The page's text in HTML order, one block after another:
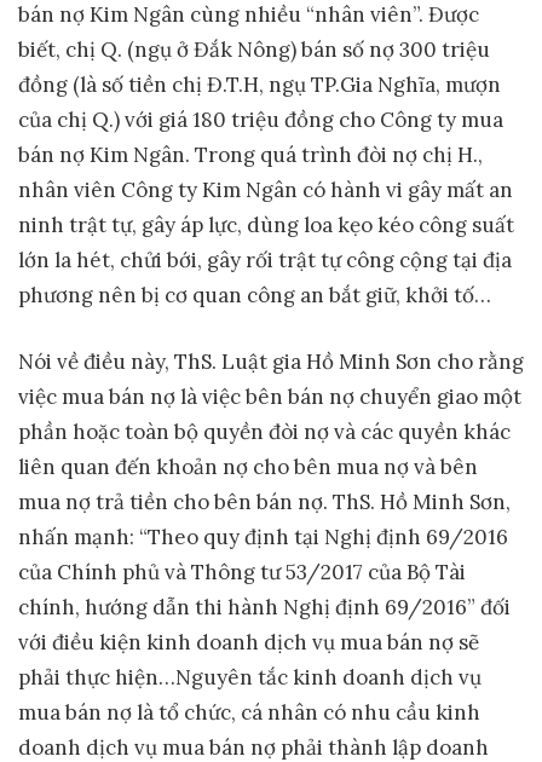
bán nợ Kim Ngân cùng nhiều “nhân viên”. Được
biết, chị Q. (ngụ ở Đắk Nông) bán số nợ 300 triệu
đồng (là số tiền chị Đ.T.H, ngụ TP.Gia Nghĩa, mượn
của chị Q.) với giá 180 triệu đồng cho Công ty mua
bán nợ Kim Ngân. Trong quá trình đòi nợ chị H.,
nhân viên Công ty Kim Ngân có hành vi gây mất an
ninh trật tự, gây áp lực, dùng loa kẹo kéo công suất
lớn la hét, chửi bới, gây rối trật tự công cộng tại địa
phương nên bị cơ quan công an bắt giữ, khởi tố…
Nói về điều này, ThS. Luật gia Hồ Minh Sơn cho rằng
việc mua bán nợ là việc bên bán nợ chuyển giao một
phần hoặc toàn bộ quyền đòi nợ và các quyền khác
liên quan đến khoản nợ cho bên mua nợ và bên
mua nợ trả tiền cho bên bán nợ. ThS. Hồ Minh Sơn,
nhấn mạnh: “Theo quy định tại Nghị định 69/2016
của Chính phủ và Thông tư 53/2017 của Bộ Tài
chính, hướng dẫn thi hành Nghị định 69/2016” đối
với điều kiện kinh doanh dịch vụ mua bán nợ sẽ
phải thực hiện…Nguyên tắc kinh doanh dịch vụ
mua bán nợ là tổ chức, cá nhân có nhu cầu kinh
doanh dịch vụ mua bán nợ phải thành lập doanh